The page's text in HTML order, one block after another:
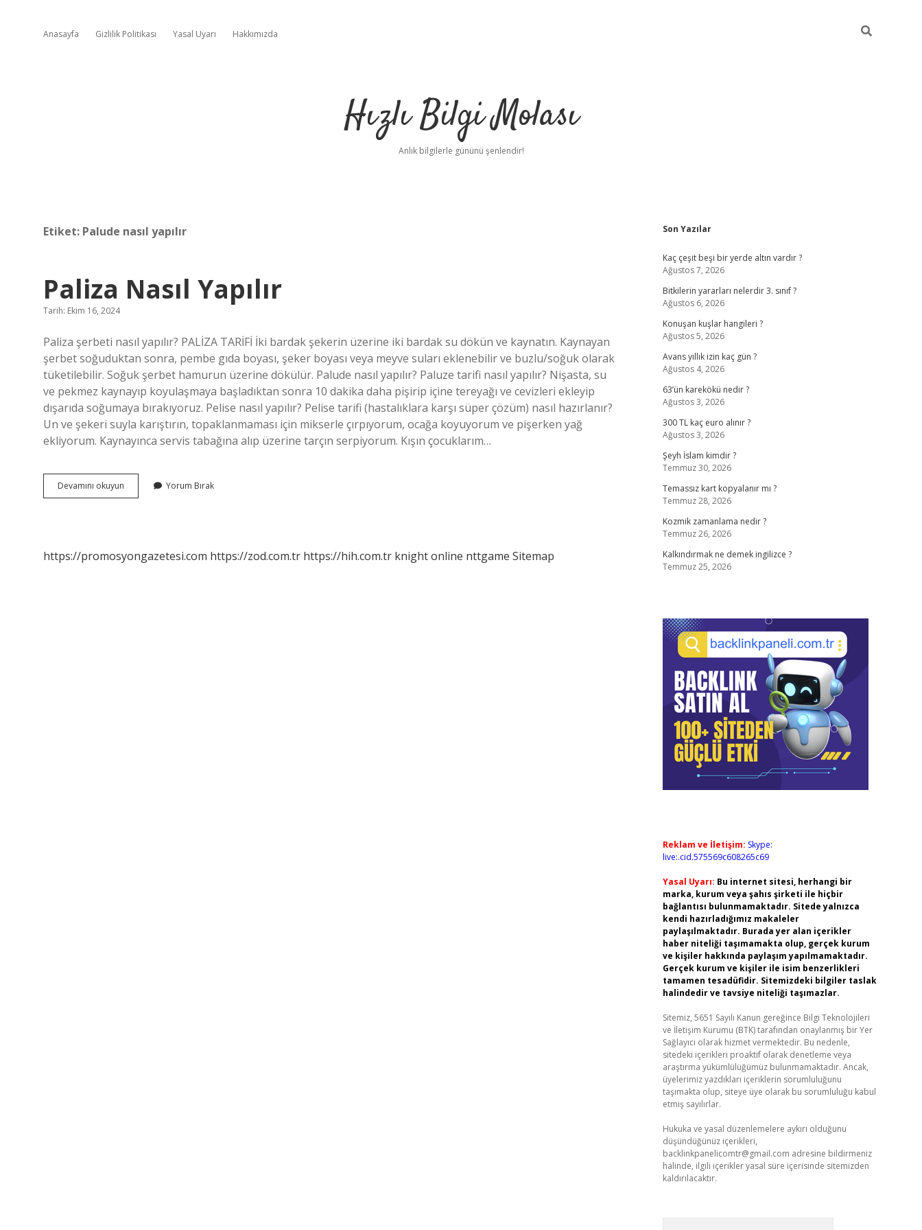
Anasayfa Gizlilik Politikası Yasal Uyarı Hakkımızda
Hızlı Bilgi Molası
Anlık bilgilerle gününü şenlendir!
Etiket: Palude nasıl yapılır
Paliza Nasıl Yapılır
Tarih: Ekim 16, 2024
Paliza şerbeti nasıl yapılır? PALİZA TARİFİ İki bardak şekerin üzerine iki bardak su dökün ve kaynatın. Kaynayan
şerbet soğuduktan sonra, pembe gıda boyası, şeker boyası veya meyve suları eklenebilir ve buzlu/soğuk olarak
tüketilebilir. Soğuk şerbet hamurun üzerine dökülür. Palude nasıl yapılır? Paluze tarifi nasıl yapılır? Nişasta, su
ve pekmez kaynayıp koyulaşmaya başladıktan sonra 10 dakika daha pişirip içine tereyağı ve cevizleri ekleyip
dışarıda soğumaya bırakıyoruz. Pelise nasıl yapılır? Pelise tarifi (hastalıklara karşı süper çözüm) nasıl hazırlanır?
Un ve şekeri suyla karıştırın, topaklanmaması için mikserle çırpıyorum, ocağa koyuyorum ve pişerken yağ
ekliyorum. Kaynayınca servis tabağına alıp üzerine tarçın serpiyorum. Kışın çocuklarım…
Devamını okuyun
Nasıl
Yorum Bırak
https://promosyongazetesi.com https://zod.com.tr https://hih.com.tr knight online nttgame Sitemap
Sidebar
Son Yazılar
Kaç çeşit beşi bir yerde altın vardır ?
Ağustos 7, 2026
Bitkilerin yararları nelerdir 3. sınıf ?
Ağustos 6, 2026
Konuşan kuşlar hangileri ?
Ağustos 5, 2026
Avans yıllık izin kaç gün ?
Ağustos 4, 2026
63’ün karekökü nedir ?
Ağustos 3, 2026
300 TL kaç euro alınır ?
Ağustos 3, 2026
Şeyh İslam kimdir ?
Temmuz 30, 2026
Temassız kart kopyalanır mı ?
Temmuz 28, 2026
Kozmik zamanlama nedir ?
Temmuz 26, 2026
Kalkındırmak ne demek ingilizce ?
Temmuz 25, 2026
Reklam ve İletişim: Skype:
live:.cid.575569c608265c69
Yasal Uyarı: Bu internet sitesi, herhangi bir
marka, kurum veya şahıs şirketi ile hiçbir
bağlantısı bulunmamaktadır. Sitede yalnızca
kendi hazırladığımız makaleler
paylaşılmaktadır. Burada yer alan içerikler
haber niteliği taşımamakta olup, gerçek kurum
ve kişiler hakkında paylaşım yapılmamaktadır.
Gerçek kurum ve kişiler ile isim benzerlikleri
tamamen tesadüfidir. Sitemizdeki bilgiler taslak
halindedir ve tavsiye niteliği taşımazlar.
Sitemiz, 5651 Sayılı Kanun gereğince Bilgi Teknolojileri
ve İletişim Kurumu (BTK) tarafından onaylanmış bir Yer
Sağlayıcı olarak hizmet vermektedir. Bu nedenle,
sitedeki içerikleri proaktif olarak denetleme veya
araştırma yükümlülüğümüz bulunmamaktadır. Ancak,
üyelerimiz yazdıkları içeriklerin sorumluluğunu
taşımakta olup, siteye üye olarak bu sorumluluğu kabul
etmiş sayılırlar.
Hukuka ve yasal düzenlemelere aykırı olduğunu
düşündüğünüz içerikleri,
backlinkpanelicomtr@gmail.com adresine bildirmeniz
halinde, ilgili içerikler yasal süre içerisinde sitemizden
kaldırılacaktır.